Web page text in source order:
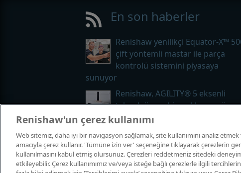
En son haberler
Renishaw yenilikçi Equator-X™
çift yöntemli mastar ile parça
kontrolü sistemini piyasaya
sunuyor
Renishaw, AGILITY® 5 eksenli
teknolojiye sahip çoklu sensör
CMM serisini genişletiyor.
© 2001-2026 Renishaw plc. Tüm hakları
Renishaw'un çerez kullanımı
Web sitemiz, daha iyi bir navigasyon sağlamak, site kullanımını analiz etmek
amacıyla çerez kullanır. 'Tümüne izin ver' seçeneğine tıklayarak çerezlerin
kullanılmasını kabul etmiş olursunuz. Çerezleri reddetmeniz sitedeki
etkileyebilir. Çerez kullanımımız ve/veya isteğe bağlı çerezlerle ilgili